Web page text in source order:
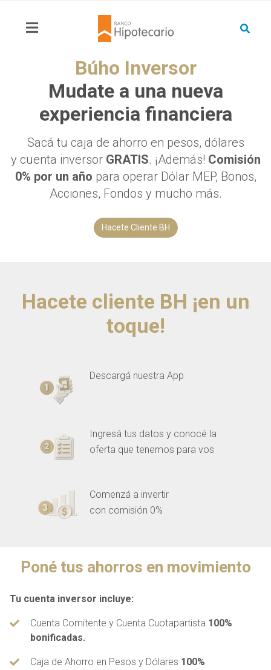
Búho Inversor
Mudate a una nueva
experiencia financiera
Sacá tu caja de ahorro en pesos, dólares
y cuenta inversor GRATIS. ¡Además! Comisión
0% por un año para operar Dólar MEP, Bonos,
Acciones, Fondos y mucho más.
Hacete Cliente BH
Hacete cliente BH ¡en un
toque!
Descargá nuestra App
Ingresá tus datos y conocé la
oferta que tenemos para vos
Comenzá a invertir
con comisión 0%
Poné tus ahorros en movimiento
Tu cuenta inversor incluye:
Cuenta Comitente y Cuenta Cuotapartista 100%
bonificadas.
Caja de Ahorro en Pesos y Dólares 100%